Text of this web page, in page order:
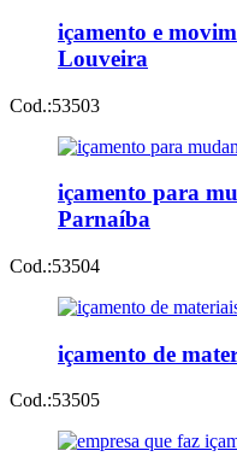
içamento e
Louveira
Cod.:53503
içamento para
Parnaíba
Cod.:53504
içamento de
Cod.:53505